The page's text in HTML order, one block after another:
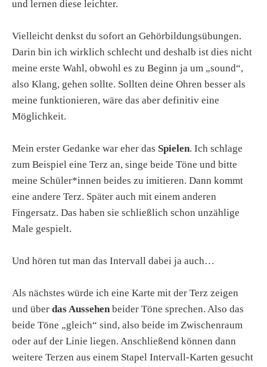
und lernen diese leichter.
Vielleicht denkst du sofort an Gehörbildungsübungen.
Darin bin ich wirklich schlecht und deshalb ist dies nicht
meine erste Wahl, obwohl es zu Beginn ja um „sound“,
also Klang, gehen sollte. Sollten deine Ohren besser als
meine funktionieren, wäre das aber definitiv eine
Möglichkeit.
Mein erster Gedanke war eher das Spielen. Ich schlage
zum Beispiel eine Terz an, singe beide Töne und bitte
meine Schüler*innen beides zu imitieren. Dann kommt
eine andere Terz. Später auch mit einem anderen
Fingersatz. Das haben sie schließlich schon unzählige
Male gespielt.
Und hören tut man das Intervall dabei ja auch…
Als nächstes würde ich eine Karte mit der Terz zeigen
und über das Aussehenbeider Töne sprechen. Also das
beide Töne „gleich“ sind, also beide im Zwischenraum
oder auf der Linie liegen. Anschließend können dann
weitere Terzen aus einem Stapel Intervall-Karten gesucht